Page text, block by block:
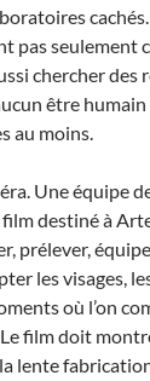
pas seulement
chercher des
être humain
au moins.
Une équipe
destiné à
prélever,
les visages,
où l’on
film doit
lente